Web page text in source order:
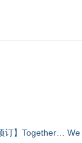
订】Together…